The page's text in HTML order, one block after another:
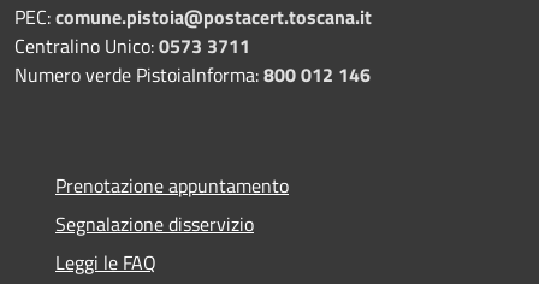
PEC:comune.pistoia@postacert.toscana.it
Centralino Unico:0573 3711
Numero verde PistoiaInforma:800 012 146
Prenotazione appuntamento
Segnalazione disservizio
Leggi le FAQ